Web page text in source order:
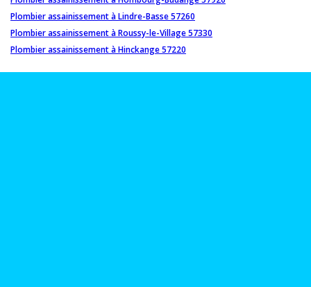
Plombier assainissement à Lindre-Basse 57260
Plombier assainissement à Roussy-le-Village 57330
Plombier assainissement à Hinckange 57220